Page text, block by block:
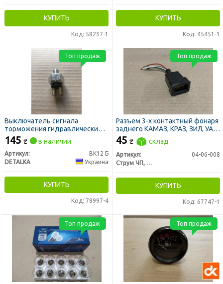
КУПИТЬ
Код: 58237-1
КУПИТЬ
Код: 45451-1
Выключатель сигнала
торможения гидравлический
ГАЗ, ЗИЛ, УРАЛ, УАЗ (DETALKA)
145 ₴ в наличии
Артикул:
ВК12 Б
DETALKA
Украина
КУПИТЬ
Код: 78997-4
Топ продаж
Разъем 3-х контактный фонаря
заднего КАМАЗ, КРАЗ, ЗИЛ, УАЗ
(фишка) (Струм ЧП Украина)
45 ₴ склад
Артикул:
04-06-008
Струм ЧП, Украина
КУПИТЬ
Код: 67747-1
Топ продаж
Топ продаж Топ продаж